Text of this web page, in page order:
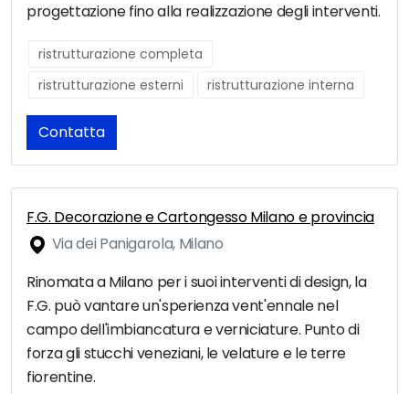
progettazione fino alla realizzazione degli interventi.
ristrutturazione completa
ristrutturazione esterni
ristrutturazione interna
Contatta
F.G. Decorazione e Cartongesso Milano e provincia
Via dei Panigarola, Milano
Rinomata a Milano per i suoi interventi di design, la
F.G. può vantare un'sperienza vent'ennale nel
campo dell'imbiancatura e verniciature. Punto di
forza gli stucchi veneziani, le velature e le terre
fiorentine.